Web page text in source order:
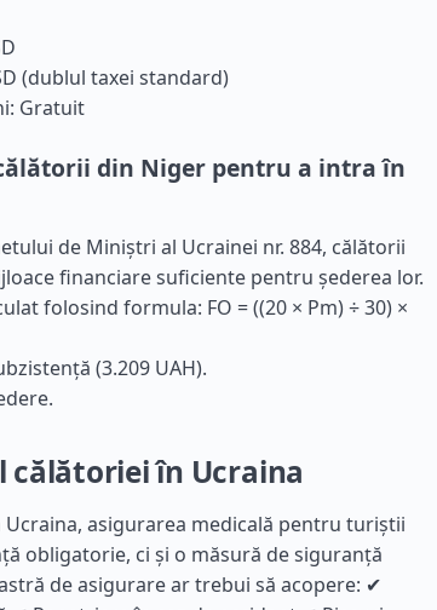
(dublul taxei standard)
Gratuit
din Niger pentru a intra în
de Miniștri al Ucrainei nr. 884, călătorii
financiare suficiente pentru șederea lor.
folosind formula: FO = ((20 × Pm) ÷ 30) ×
(3.209 UAH).
în Ucraina
asigurarea medicală pentru turiștii
obligatorie, ci și o măsură de siguranță
de asigurare ar trebui să acopere: ✔